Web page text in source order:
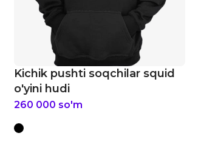
Kichik pushti soqchilar squid
o'yini hudi
260 000 so'm